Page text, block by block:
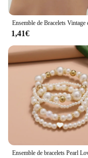
1,41€